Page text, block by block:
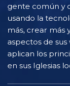
gente común y
usando la
más, crear más
aspectos de sus
aplican los
en sus Iglesias